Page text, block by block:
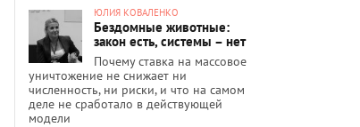
ЮЛИЯ КОВАЛЕНКО
Бездомные животные:
закон есть, системы – нет
Почему ставка на массовое
уничтожение не снижает ни
численность, ни риски, и что на самом
деле не сработало в действующей
модели